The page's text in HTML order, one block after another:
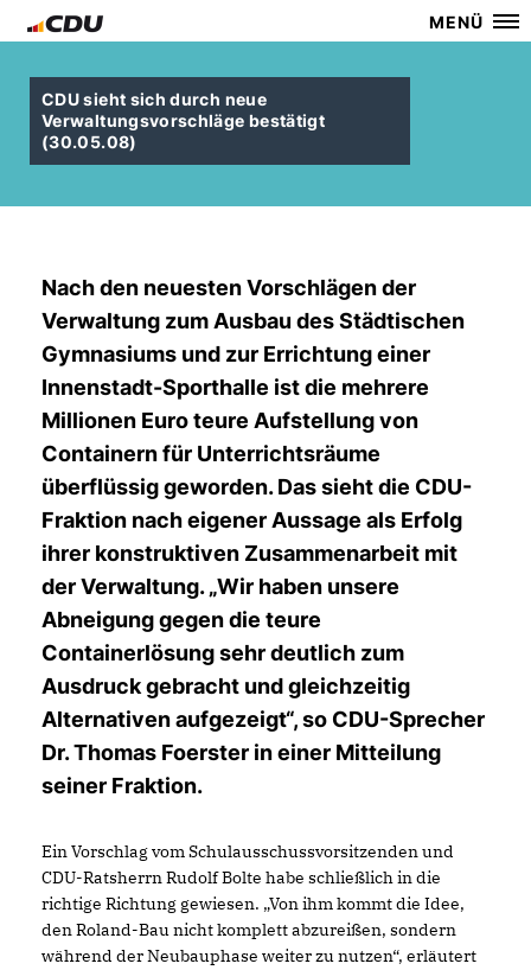
MENÜ
CDU sieht sich durch neue
Verwaltungsvorschläge bestätigt
(30.05.08)
Nach den neuesten Vorschlägen der
Verwaltung zum Ausbau des Städtischen
Gymnasiums und zur Errichtung einer
Innenstadt-Sporthalle ist die mehrere
Millionen Euro teure Aufstellung von
Containern für Unterrichtsräume
überflüssig geworden. Das sieht die CDU-
Fraktion nach eigener Aussage als Erfolg
ihrer konstruktiven Zusammenarbeit mit
der Verwaltung. „Wir haben unsere
Abneigung gegen die teure
Containerlösung sehr deutlich zum
Ausdruck gebracht und gleichzeitig
Alternativen aufgezeigt“, so CDU-Sprecher
Dr. Thomas Foerster in einer Mitteilung
seiner Fraktion.
Ein Vorschlag vom Schulausschussvorsitzenden und
CDU-Ratsherrn Rudolf Bolte habe schließlich in die
richtige Richtung gewiesen. „Von ihm kommt die Idee,
den Roland-Bau nicht komplett abzureißen, sondern
während der Neubauphase weiter zu nutzen“, erläutert